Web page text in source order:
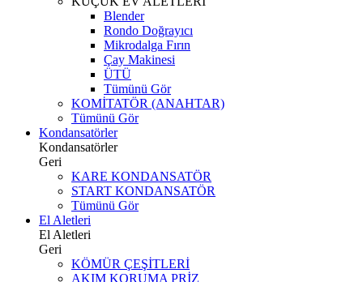
Blender
Rondo Doğrayıcı
Mikrodalga Fırın
Çay Makinesi
ÜTÜ
Tümünü Gör
KOMİTATÖR (ANAHTAR)
Tümünü Gör
Kondansatörler
Kondansatörler
Geri
KARE KONDANSATÖR
START KONDANSATÖR
Tümünü Gör
El Aletleri
El Aletleri
Geri
KÖMÜR ÇEŞİTLERİ
AKIM KORUMA PRİZ